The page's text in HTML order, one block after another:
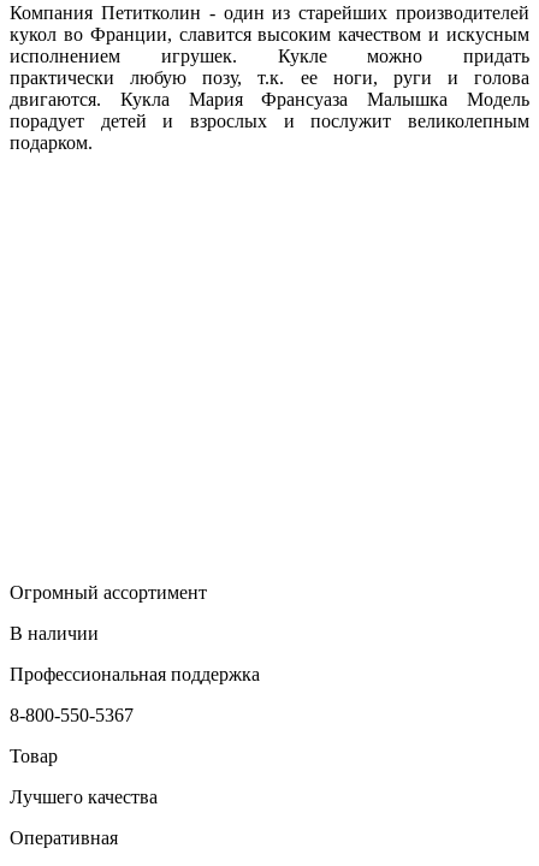
Компания Петитколин - один из старейших производителей
кукол во Франции, славится высоким качеством и искусным
исполнением игрушек. Куклеможно придать
практически любую позу, т.к. ее ноги, руги и голова
двигаются. Кукла Мария Франсуаза Малышка Модель
порадует детей и взрослых и послужит великолепным
подарком.
Огромный ассортимент
В наличии
Профессиональная поддержка
8-800-550-5367
Товар
Лучшего качества
Оперативная